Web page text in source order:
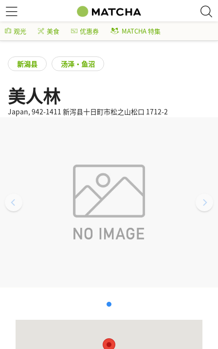
观光 美食 优惠券 MATCHA 特集
新潟县 汤泽・鱼沼
美人林
Japan, 942-1411 新泻县十日町市松之山松口 1712-2